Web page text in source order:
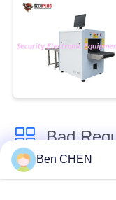
Bad
X Ray Baggage
Ben CHEN